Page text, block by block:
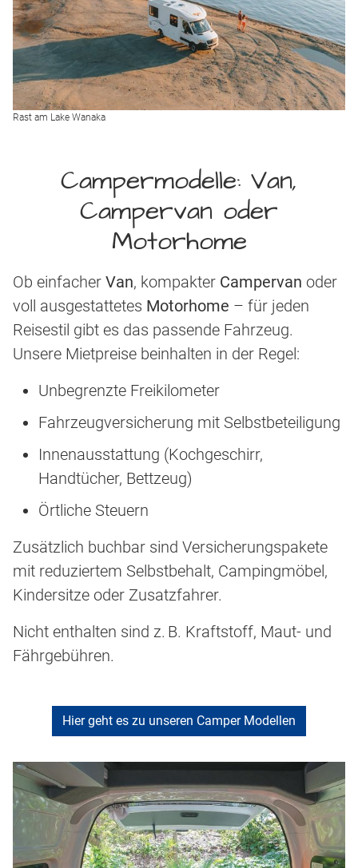
Rast am Lake Wanaka
Campermodelle: Van,
Campervan oder
Motorhome
Ob einfacher Van, kompakter Campervan oder
voll ausgestattetes Motorhome – für jeden
Reisestil gibt es das passende Fahrzeug.
Unsere Mietpreise beinhalten in der Regel:
Unbegrenzte Freikilometer
Fahrzeugversicherung mit Selbstbeteiligung
Innenausstattung (Kochgeschirr,
Handtücher, Bettzeug)
Örtliche Steuern
Zusätzlich buchbar sind Versicherungspakete
mit reduziertem Selbstbehalt, Campingmöbel,
Kindersitze oder Zusatzfahrer.
Nicht enthalten sind z. B. Kraftstoff, Maut- und
Fährgebühren.
Hier geht es zu unseren Camper Modellen